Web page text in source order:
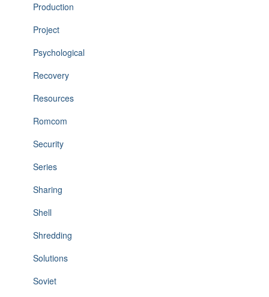
Production
Project
Psychological
Recovery
Resources
Romcom
Security
Series
Sharing
Shell
Shredding
Solutions
Soviet